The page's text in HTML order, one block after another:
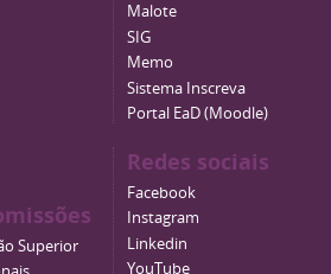
Superior
Malote
SIG
Memo
Sistema Inscreva
Portal EaD (Moodle)
Redes sociais
Facebook
Instagram
Linkedin
YouTube